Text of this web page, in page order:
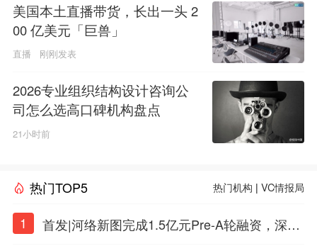
美国本土直播带货，长出一头 2
00 亿美元「巨兽」
直播 刚刚发表
2026专业组织结构设计咨询公
司怎么选高口碑机构盘点
21小时前
热门TOP5 热门机构 |VC情报局
1
首发|河络新图完成1.5亿元Pre-A轮融资，深耕i